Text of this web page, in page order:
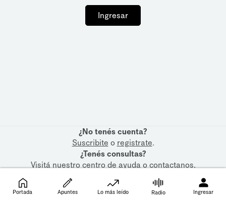
Ingresar
¿No tenés cuenta?
Suscribite o registrate.
¿Tenés consultas?
Visitá nuestrocentro de ayudaocontactanos.
Portada Apuntes Lo más leído Radio Ingresar